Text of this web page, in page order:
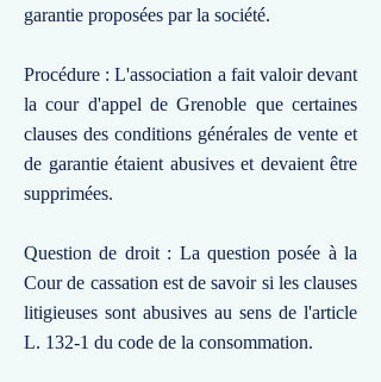
garantie proposées par la société.
Procédure : L'association a fait valoir devant
la cour d'appel de Grenoble que certaines
clauses des conditions générales de vente et
de garantie étaient abusives et devaient être
supprimées.
Question de droit : La question posée à la
Cour de cassation est de savoir si les clauses
litigieuses sont abusives au sens de l'article
L. 132-1 du code de la consommation.